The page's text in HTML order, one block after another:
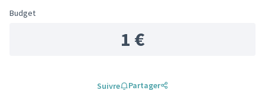
Budget
1 €
Suivre Partager